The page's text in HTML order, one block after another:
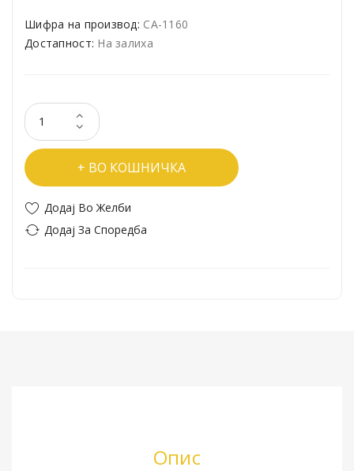
Шифра на производ: СА-1160
Достапност: На залиха
ВО КОШНИЧКА
Додај Во Желби
Додај За Споредба
Опис